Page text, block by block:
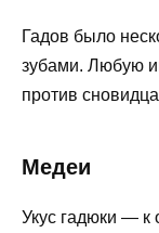
Гадов было
зубами. Любую
против
Медеи
Укус гадюки — к